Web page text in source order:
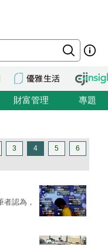
財富管理 專題
3 4 5 6
認為，